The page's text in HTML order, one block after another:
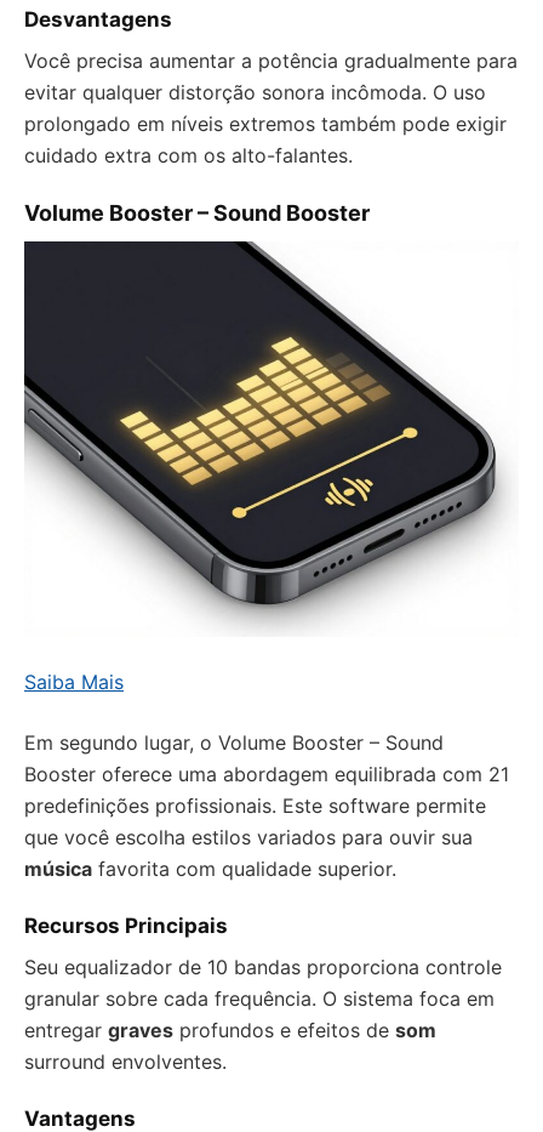
Desvantagens
Você precisa aumentar a potência gradualmente para
evitar qualquer distorção sonora incômoda. O uso
prolongado em níveis extremos também pode exigir
cuidado extra com os alto-falantes.
Volume Booster – Sound Booster
Saiba Mais
Em segundo lugar, o Volume Booster – Sound
Booster oferece uma abordagem equilibrada com 21
predefinições profissionais. Este software permite
que você escolha estilos variados para ouvir sua
música favorita com qualidade superior.
Recursos Principais
Seu equalizador de 10 bandas proporciona controle
granular sobre cada frequência. O sistema foca em
entregar graves profundos e efeitos de som
surround envolventes.
Vantagens